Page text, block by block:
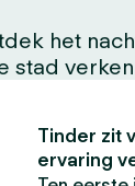
het
Tinder zit
ervaring